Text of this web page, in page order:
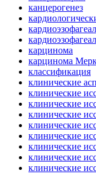
канцерогенез
карцинома
карцинома
классификация
клинические
клинические
клинические
клинические
клинические
клинические
клинические
клинические
клинические